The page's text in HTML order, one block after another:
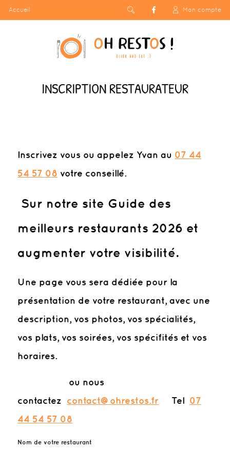
Accueil Mon compte
INSCRIPTION RESTAURATEUR
Inscrivez vous ou appelez Yvan au 07 44
54 57 08 votre conseillé.
Sur notre site Guide des
meilleurs restaurants 2026 et
augmenter votre visibilité.
Une page vous sera dédiée pour la
présentation de votre restaurant, avec une
description, vos photos, vos spécialités,
vos plats, vos soirées, vos spécifités et vos
horaires.
ou nous
contactez contact@ohrestos.fr Tel 07
44 54 57 08
Nom de votre restaurant